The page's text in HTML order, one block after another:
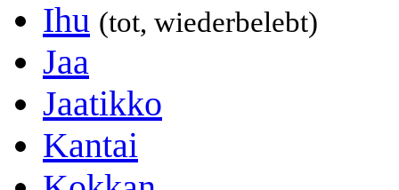
Ihu (tot, wiederbelebt)
Jaa
Jaatikko
Kantai